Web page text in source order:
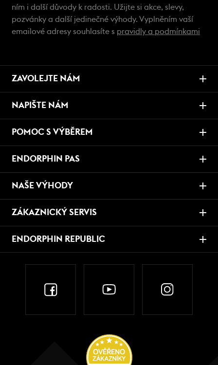
ním i další důvody k radosti. Užijte si akce, slevy,
pozvánky a další jedinečné výhody. Vyplněním vaší
emailové adresy souhlasíte s pravidly a podmínkami
ZAVOLEJTE NÁM
NAPIŠTE NÁM
POMOC S VÝBĚREM
ENDORPHIN PAS
NAŠE VÝHODY
ZÁKAZNICKÝ SERVIS
ENDORPHIN REPUBLIC